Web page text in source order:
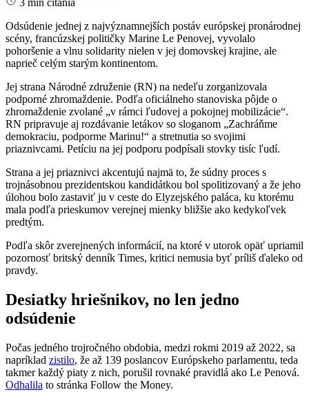
3 min čítania
Odsúdenie jednej z najvýznamnejších postáv európskej pronárodnej
scény, francúzskej političky Marine Le Penovej, vyvolalo
pohoršenie a vlnu solidarity nielen v jej domovskej krajine, ale
naprieč celým starým kontinentom.
Jej strana Národné združenie (RN) na nedeľu zorganizovala
podporné zhromaždenie. Podľa oficiálneho stanoviska pôjde o
zhromaždenie zvolané „v rámci ľudovej a pokojnej mobilizácie“.
RN pripravuje aj rozdávanie letákov so sloganom „Zachráňme
demokraciu, podporme Marinu!“ a stretnutia so svojimi
priaznivcami. Petíciu na jej podporu podpísali stovky tisíc ľudí.
Strana a jej priaznivci akcentujú najmä to, že súdny proces s
trojnásobnou prezidentskou kandidátkou bol spolitizovaný a že jeho
úlohou bolo zastaviť ju v ceste do Elyzejského paláca, ku ktorému
mala podľa prieskumov verejnej mienky bližšie ako kedykoľvek
predtým.
Podľa skôr zverejnených informácií, na ktoré v utorok opäť upriamil
pozornosť britský denník Times, kritici nemusia byť príliš ďaleko od
pravdy.
Desiatky hriešnikov, no len jedno
odsúdenie
Počas jedného trojročného obdobia, medzi rokmi 2019 až 2022, sa
napríklad zistilo, že až 139 poslancov Európskeho parlamentu, teda
takmer každý piaty z nich, porušil rovnaké pravidlá ako Le Penová.
Odhalila to stránka Follow the Money.